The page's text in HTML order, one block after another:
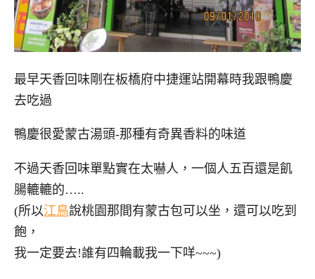
最早天香回味剛在板橋府中捷運站開幕時我跟鴨慶
去吃過
鴨慶很愛蒙古湯頭-那種有奇異香料的味道
不過天香回味單點實在太嚇人，一個人五百還是飢
腸轆轆的…..
(所以江鳥說桃園那間有蒙古包可以坐，還可以吃到
飽，
我一定要去!誰有四輪載我一下咩~~~)